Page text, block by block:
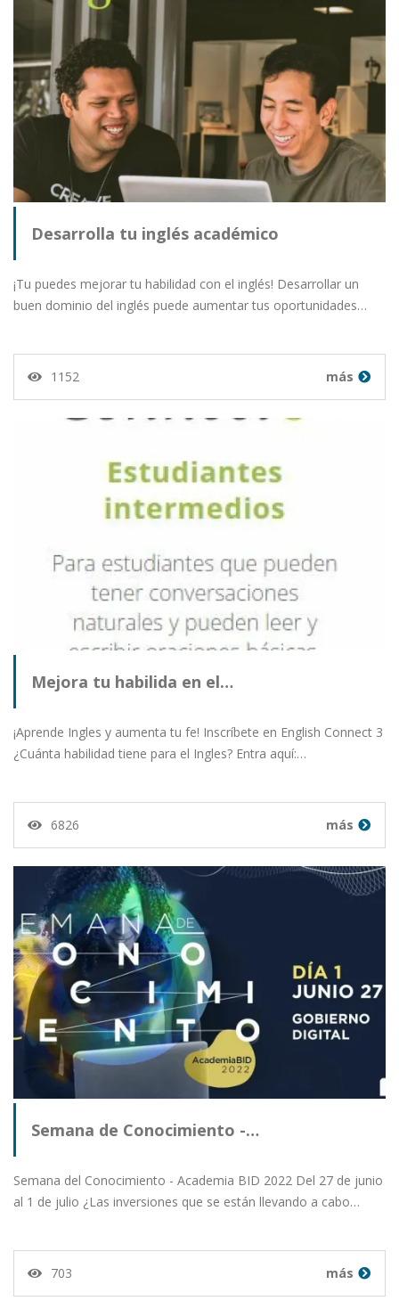
Desarrolla tu inglés académico
¡Tu puedes mejorar tu habilidad con el inglés! Desarrollar un
buen dominio del inglés puede aumentar tus oportunidades…
1152 más
Mejora tu habilida en el…
¡Aprende Ingles y aumenta tu fe! Inscríbete en English Connect 3
¿Cuánta habilidad tiene para el Ingles? Entra aquí:…
6826 más
Semana de Conocimiento -…
Semana del Conocimiento - Academia BID 2022 Del 27 de junio
al 1 de julio ¿Las inversiones que se están llevando a cabo…
703 más